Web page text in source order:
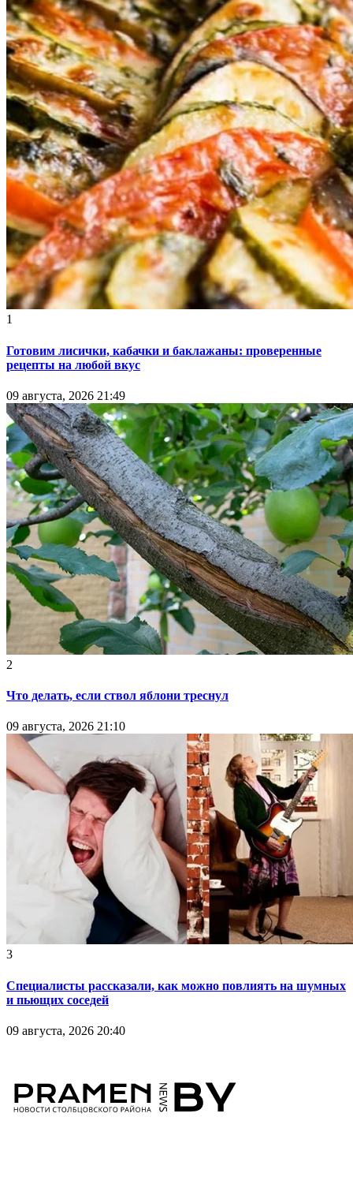
1
Готовим лисички, кабачки и баклажаны: проверенные
рецепты на любой вкус
09 августа, 2026 21:49
2
Что делать, если ствол яблони треснул
09 августа, 2026 21:10
3
Специалисты рассказали, как можно повлиять на шумных
и пьющих соседей
09 августа, 2026 20:40